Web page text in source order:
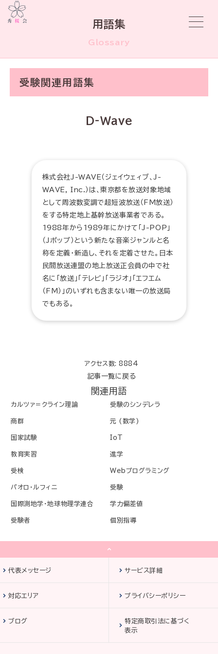
用語集
Glossary
受験関連用語集
D-Wave
株式会社J-WAVE（ジェイウェィブ、J-
WAVE, Inc.）は、東京都を放送対象地域
として周波数変調で超短波放送（FM放送）
をする特定地上基幹放送事業者である。
1988年から1989年にかけて「J-POP」
（Jポップ）という新たな音楽ジャンルと名
称を定義・新造し、それを定着させた。日本
民間放送連盟の地上放送正会員の中で社
名に「放送」「テレビ」「ラジオ」「エフエム
（FM）」のいずれも含まない唯一の放送局
でもある。
アクセス数: 8884
記事一覧に戻る
関連用語
カルツァ＝クライン理論 受験のシンデレラ
商群 元 (数学)
国家試験 IoT
教育実習 進学
受検 Webプログラミング
パオロ・ルフィニ 受験
国際測地学・地球物理学連合 学力偏差値
受験者 個別指導
代表メッセージ サービス詳細
対応エリア プライバシーポリシー
ブログ
特定商取引法に基づく
表示